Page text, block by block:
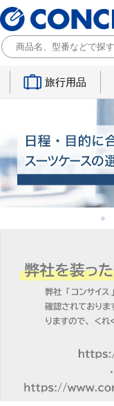
旅行用品